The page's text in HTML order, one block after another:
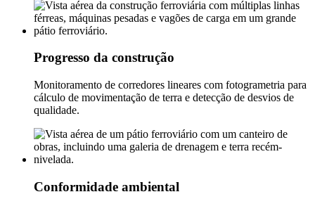
Progresso da construção
Monitoramento de corredores lineares com fotogrametria para
cálculo de movimentação de terra e detecção de desvios de
qualidade.
Conformidade ambiental